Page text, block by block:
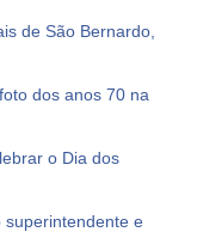
de São Bernardo,
dos anos 70 na
o Dia dos
superintendente e